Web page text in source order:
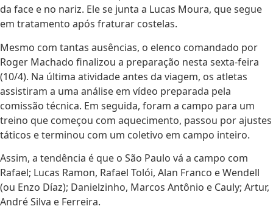
da face e no nariz. Ele se junta a Lucas Moura, que segue
em tratamento após fraturar costelas.
Mesmo com tantas ausências, o elenco comandado por
Roger Machado finalizou a preparação nesta sexta-feira
(10/4). Na última atividade antes da viagem, os atletas
assistiram a uma análise em vídeo preparada pela
comissão técnica. Em seguida, foram a campo para um
treino que começou com aquecimento, passou por ajustes
táticos e terminou com um coletivo em campo inteiro.
Assim, a tendência é que o São Paulo vá a campo com
Rafael; Lucas Ramon, Rafael Tolói, Alan Franco e Wendell
(ou Enzo Díaz); Danielzinho, Marcos Antônio e Cauly; Artur,
André Silva e Ferreira.